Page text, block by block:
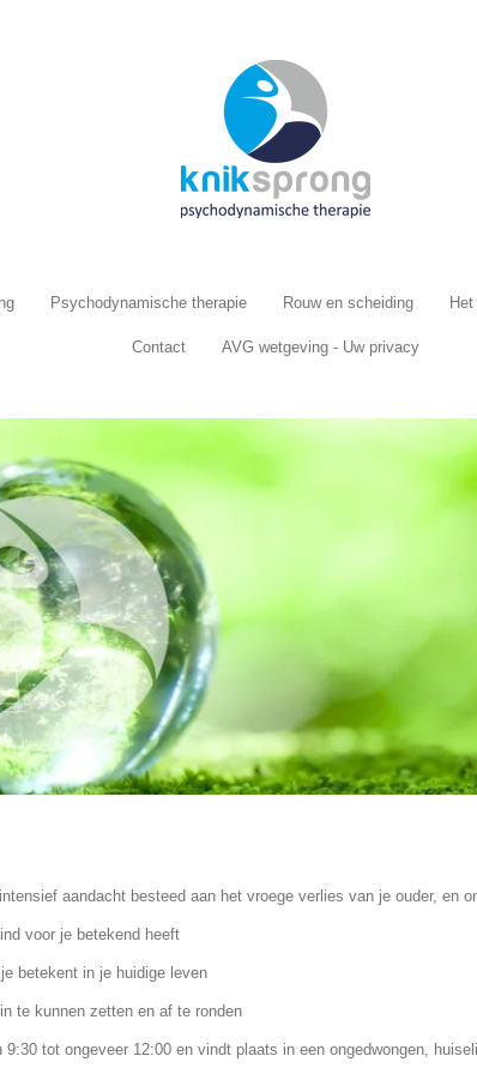
Psychodynamische therapie Rouw en scheiding
Contact AVG wetgeving - Uw privacy
aandacht besteed aan het vroege verlies van je ouder, en
voor je betekend heeft
betekent in je huidige leven
te kunnen zetten en af te ronden
tot ongeveer 12:00 en vindt plaats in een ongedwongen,